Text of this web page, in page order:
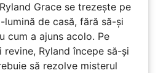
Grace se trezește pe
de casă, fără să-și
cum a ajuns acolo. Pe
revine, Ryland începe să-și
să rezolve misterul